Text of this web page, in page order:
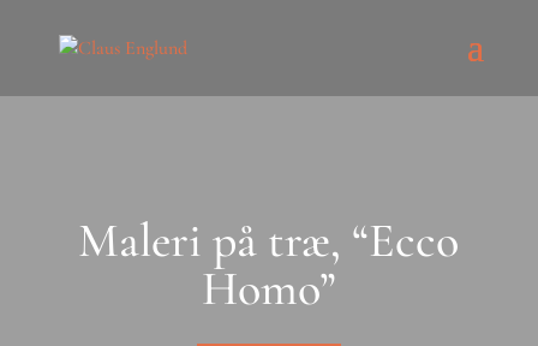
Maleri på træ, “Ecco
Homo”